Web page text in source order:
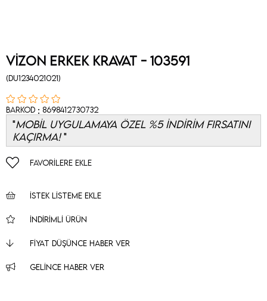
Vizon Erkek Kravat - 103591
(DU1234021021)
Barkod : 8698412730732
MOBİL UYGULAMAYA ÖZEL %5 İNDİRİM FIRSATINI
KAÇIRMA!
FAVORILERE EKLE
İSTEK LISTEME EKLE
İNDIRIMLI ÜRÜN
FIYAT DÜŞÜNCE HABER VER
GELINCE HABER VER